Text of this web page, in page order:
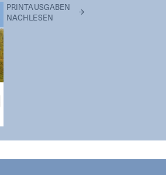
PRINTAUSGABEN
NACHLESEN